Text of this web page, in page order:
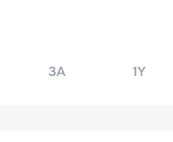
3A 1Y